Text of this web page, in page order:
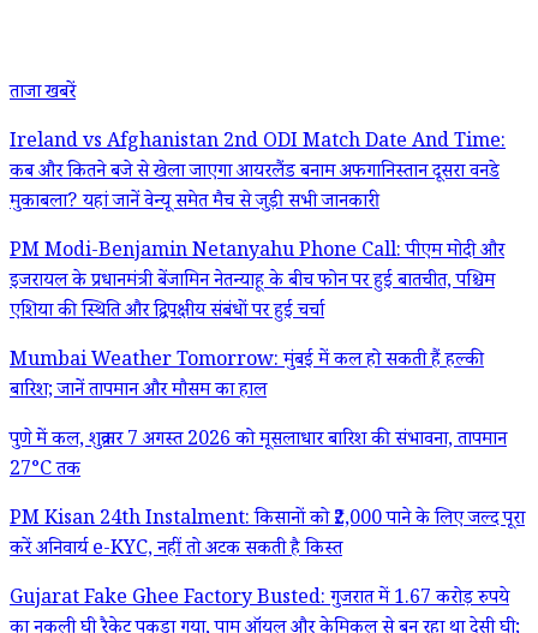
ताजा खबरें
Ireland vs Afghanistan 2nd ODI Match Date And Time:
कब और कितने बजे से खेला जाएगा आयरलैंड बनाम अफगानिस्तान दूसरा वनडे
मुकाबला? यहां जानें वेन्यू समेत मैच से जुड़ी सभी जानकारी
PM Modi-Benjamin Netanyahu Phone Call: पीएम मोदी और
इजरायल के प्रधानमंत्री बेंजामिन नेतन्याहू के बीच फोन पर हुई बातचीत, पश्चिम
एशिया की स्थिति और द्विपक्षीय संबंधों पर हुई चर्चा
Mumbai Weather Tomorrow: मुंबई में कल हो सकती हैं हल्की
बारिश; जानें तापमान और मौसम का हाल
पुणे में कल, शुक्रवार 7 अगस्त 2026 को मूसलाधार बारिश की संभावना, तापमान
27°C तक
PM Kisan 24th Instalment: किसानों को ₹2,000 पाने के लिए जल्द पूरा
करें अनिवार्य e-KYC, नहीं तो अटक सकती है किस्त
Gujarat Fake Ghee Factory Busted: गुजरात में 1.67 करोड़ रुपये